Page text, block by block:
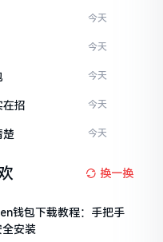
今天
今天
今天
招 今天
楚 今天
换一换
钱包下载教程：手把手
安装